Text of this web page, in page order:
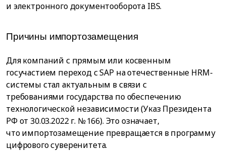
и электронного документооборота IBS.
Причины импортозамещения
Для компаний с прямым или косвенным
госучастием переход с SAP на отечественные HRM-
системы стал актуальным в связи с
требованиями государства по обеспечению
технологической независимости (Указ Президента
РФ от 30.03.2022 г. № 166). Это означает,
что импортозамещение превращается в программу
цифрового суверенитета.